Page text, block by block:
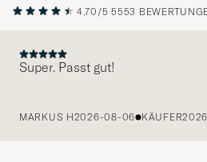
4.70/5 5553
Super. Passt gut!
MARKUS H2026-08-06 KÄUFER